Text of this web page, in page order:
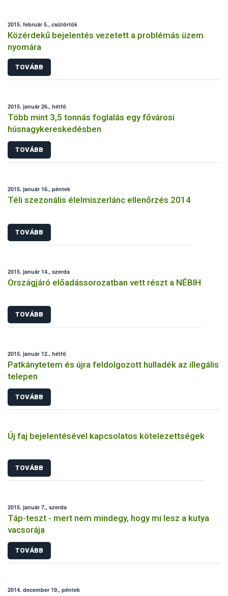
2015. február 5., csütörtök
Közérdekű bejelentés vezetett a problémás üzem
nyomára
TOVÁBB
2015. január 26., hétfő
Több mint 3,5 tonnás foglalás egy fővárosi
húsnagykereskedésben
TOVÁBB
2015. január 16., péntek
Téli szezonális élelmiszerlánc ellenőrzés 2014
TOVÁBB
2015. január 14., szerda
Országjáró előadássorozatban vett részt a NÉBIH
TOVÁBB
2015. január 12., hétfő
Patkánytetem és újra feldolgozott hulladék az illegális
telepen
TOVÁBB
Új faj bejelentésével kapcsolatos kötelezettségek
TOVÁBB
2015. január 7., szerda
Táp-teszt - mert nem mindegy, hogy mi lesz a kutya
vacsorája
TOVÁBB
2014. december 19., péntek